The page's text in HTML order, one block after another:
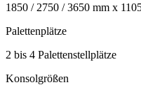
1850 / 2750 / 3650 mm x
Palettenplätze
2 bis 4 Palettenstellplätze
Konsolgrößen